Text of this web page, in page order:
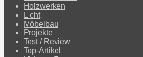
Holzwerken
Licht
Möbelbau
Projekte
Test / Review
Top-Artikel